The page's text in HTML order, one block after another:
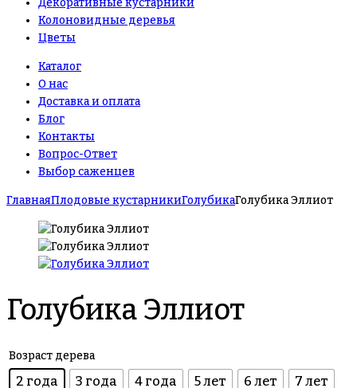
Декоративные кустарники
Колоновидные деревья
Цветы
Каталог
О нас
Доставка и оплата
Блог
Контакты
Вопрос-Ответ
Выбор саженцев
ГлавнаяПлодовые кустарникиГолубикаГолубика Эллиот
Голубика Эллиот
Возраст дерева
2 года 3 года 4 года 5 лет 6 лет
7 лет